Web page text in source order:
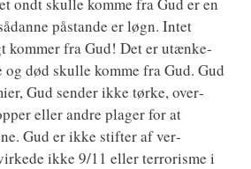
påstan­de er løgn. Intet
kom­mer fra Gud! Det er utæn­ke­
død skul­le kom­me fra Gud. Gud
Gud sen­der ikke tør­ke, over­
eller andre pla­ger for at
Gud er ikke stif­ter af ver­
ikke 9/11 eller ter­r­o­ris­me i